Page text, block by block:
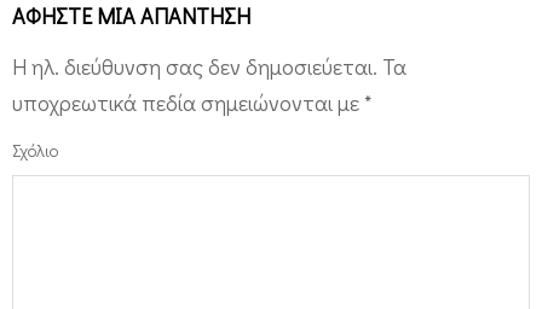
ΑΦΉΣΤΕ ΜΙΑ ΑΠΆΝΤΗΣΗ
Η ηλ. διεύθυνση σας δεν δημοσιεύεται. Τα
υποχρεωτικά πεδία σημειώνονται με *
Σχόλιο